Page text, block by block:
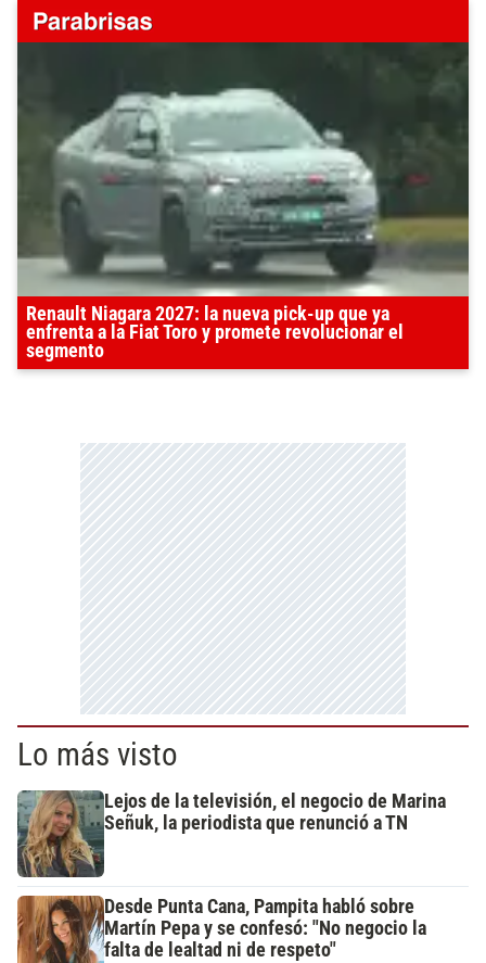
Renault Niagara 2027: la nueva pick-up que ya
enfrenta a la Fiat Toro y promete revolucionar el
segmento
Lo más visto
Lejos de la televisión, el negocio de Marina
Señuk, la periodista que renunció a TN
Desde Punta Cana, Pampita habló sobre
Martín Pepa y se confesó: "No negocio la
falta de lealtad ni de respeto"